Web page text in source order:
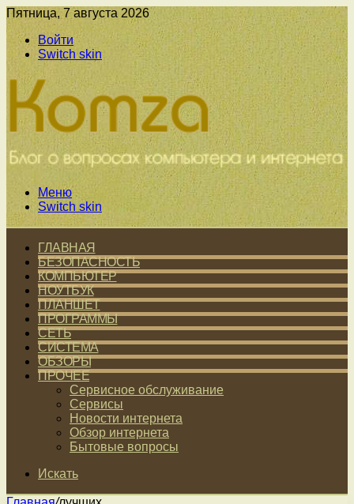
Пятница, 7 августа 2026
Войти
Switch skin
Меню
Switch skin
ГЛАВНАЯ
БЕЗОПАСНОСТЬ
КОМПЬЮТЕР
НОУТБУК
ПЛАНШЕТ
ПРОГРАММЫ
СЕТЬ
СИСТЕМА
ОБЗОРЫ
ПРОЧЕЕ
Сервисное обслуживание
Сервисы
Новости интернета
Обзор интернета
Бытовые вопросы
Искать